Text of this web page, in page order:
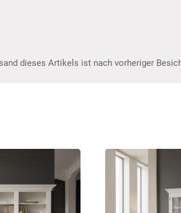
dieses Artikels ist nach vorheriger